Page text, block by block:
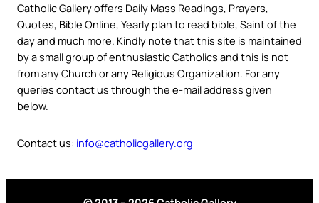
Catholic Gallery offers Daily Mass Readings, Prayers,
Quotes, Bible Online, Yearly plan to read bible, Saint of the
day and much more. Kindly note that this site is maintained
by a small group of enthusiastic Catholics and this is not
from any Church or any Religious Organization. For any
queries contact us through the e-mail address given
below.
Contact us: info@catholicgallery.org